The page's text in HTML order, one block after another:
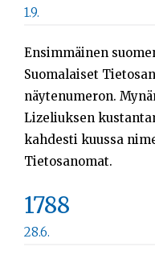
1.9.
Ensimmäinen
Suomalaiset
näytenumeron.
Lizeliuksen
kahdesti kuussa
Tietosanomat.
1788
28.6.